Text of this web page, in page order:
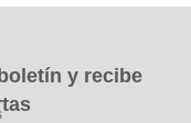
y recibe